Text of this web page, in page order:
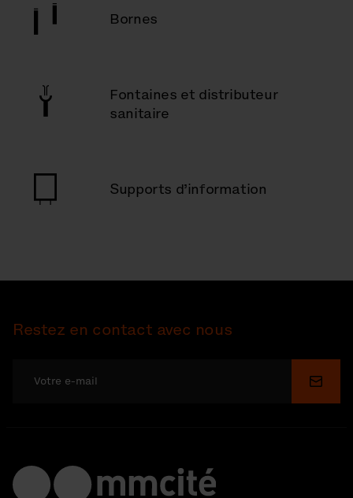
Bornes
Fontaines et distributeur
sanitaire
Supports d’information
Restez en contact avec nous